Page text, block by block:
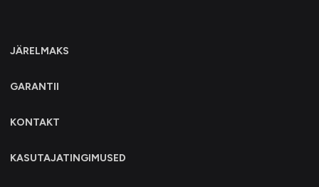
JÄRELMAKS
GARANTII
KONTAKT
KASUTAJATINGIMUSED